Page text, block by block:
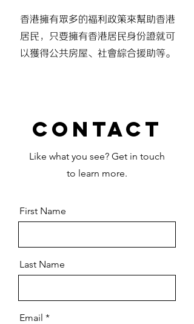
​香港擁有眾多的福利政策來幫助香港
居民，只要擁有香港居民身份證就可
以獲得公共房屋、社會綜合援助等。
Contact
Like what you see? Get in touch
to learn more.
First Name
Last Name
Email